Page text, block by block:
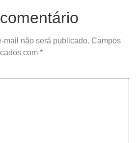
mail não será publicado. Campos
com *